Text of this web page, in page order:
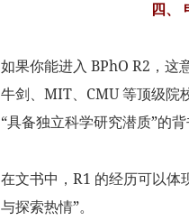
四、
如果你能进入 BPhO R2，这
牛剑、MIT、CMU 等顶级院
“具备独立科学研究潜质”的背
在文书中，R1 的经历可以体
与探索热情”。